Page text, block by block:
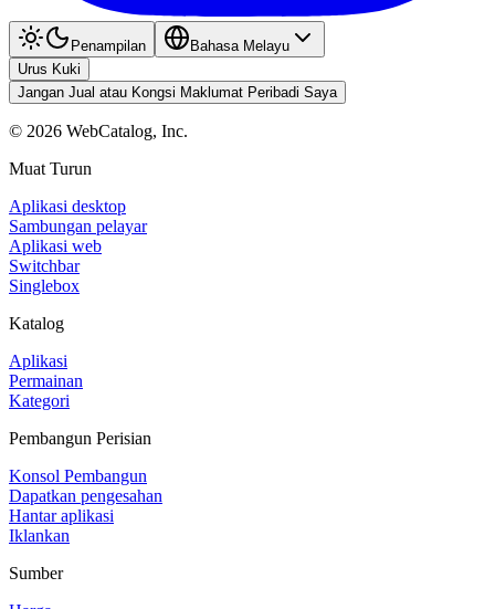
Penampilan
Bahasa Melayu
Urus Kuki
Jangan Jual atau Kongsi Maklumat Peribadi Saya
© 2026 WebCatalog, Inc.
Muat Turun
Aplikasi desktop
Sambungan pelayar
Aplikasi web
Switchbar
Singlebox
Katalog
Aplikasi
Permainan
Kategori
Pembangun Perisian
Konsol Pembangun
Dapatkan pengesahan
Hantar aplikasi
Iklankan
Sumber